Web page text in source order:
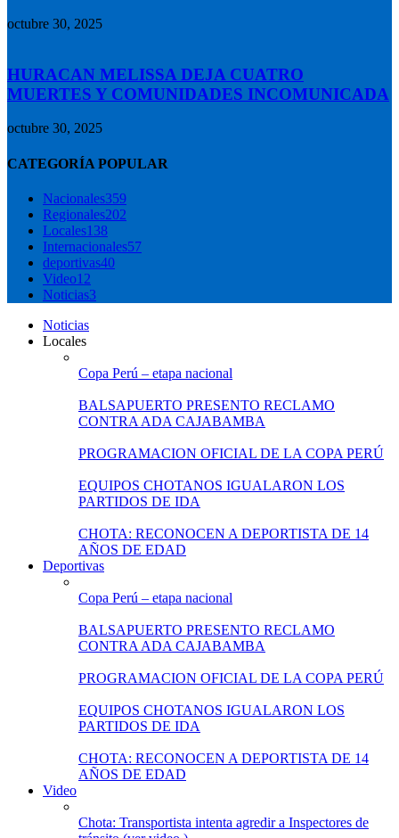
octubre 30, 2025
HURACAN MELISSA DEJA CUATRO
MUERTES Y COMUNIDADES INCOMUNICADA
octubre 30, 2025
CATEGORÍA POPULAR
Nacionales359
Regionales202
Locales138
Internacionales57
deportivas40
Video12
Noticias3
Noticias
Locales
Copa Perú – etapa nacional
BALSAPUERTO PRESENTO RECLAMO
CONTRA ADA CAJABAMBA
PROGRAMACION OFICIAL DE LA COPA PERÚ
EQUIPOS CHOTANOS IGUALARON LOS
PARTIDOS DE IDA
CHOTA: RECONOCEN A DEPORTISTA DE 14
AÑOS DE EDAD
Deportivas
Copa Perú – etapa nacional
BALSAPUERTO PRESENTO RECLAMO
CONTRA ADA CAJABAMBA
PROGRAMACION OFICIAL DE LA COPA PERÚ
EQUIPOS CHOTANOS IGUALARON LOS
PARTIDOS DE IDA
CHOTA: RECONOCEN A DEPORTISTA DE 14
AÑOS DE EDAD
Video
Chota: Transportista intenta agredir a Inspectores de